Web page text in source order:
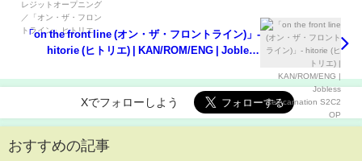
「on the front line (オン・ザ・フロントライン)」-
hitorie (ヒトリエ) | KAN/ROM/ENG | Jobless
Xでフォローしよう
おすすめの記事